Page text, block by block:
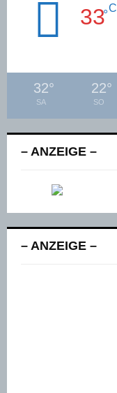
33°C
32°
SA
22°
SO
– ANZEIGE –
– ANZEIGE –